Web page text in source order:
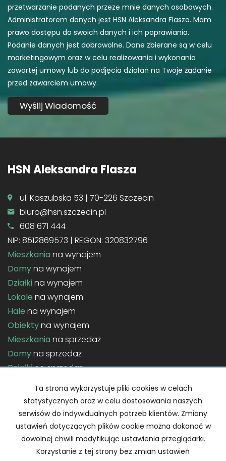
przetwarzanie podanych przeze mnie danych osobowych.
Administratorem danych jest HSN Aleksandra Flasza. Mam
prawo dostępu do swoich danych i ich poprawiania.
Podanie danych jest dobrowolne. Dane zbierane są w celu
marketingowym oraz w celu realizowania i wykonania
zawartej umowy lub do podjęcia działań na Twoje żądanie
przed zawarciem umowy.
HSN Aleksandra Flasza
ul. Kaszubska 53 | 70-226 Szczecin
biuro@hsn.szczecin.pl
608 671 444
NIP: 8512869573 | REGON: 320832796
Mieszkania na wynajem
Domyna wynajem
Działki na wynajem
Lokale na wynajem
Hale na wynajem
Obiektyna wynajem
Mieszkania na sprzedaż
Domyna sprzedaż
Działkina sprzedaż
na sprzedaż
Obiektyna sprzedaż
Strona główna Home staging Kontakt Notatnik
Ta strona wykorzystuje pliki cookies w celach
statystycznych oraz w celu dostosowania naszych
serwisów do indywidualnych potrzeb klientów. Zmiany
ustawień dotyczących plików cookie można dokonać w
dowolnej chwili modyfikując ustawienia przeglądarki.
Korzystanie z tej strony bez zmian ustawień